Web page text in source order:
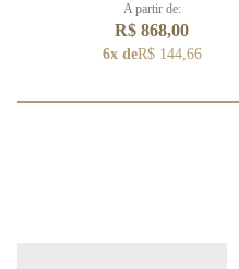
A partir de:
R$ 868,00
6x deR$ 144,66